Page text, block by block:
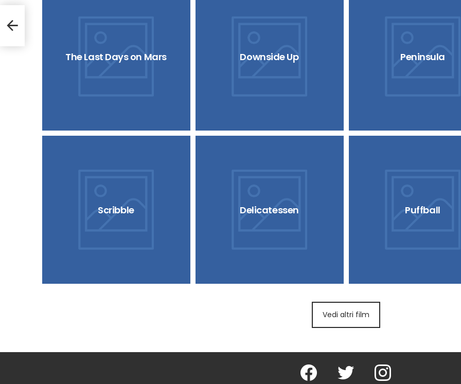
The Last Days on Mars Downside Up Peninsula
Scribble Delicatessen Puffball
Vedi altri film
Facebook Twitter Instagram